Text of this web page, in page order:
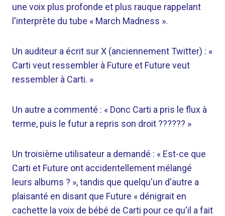
une voix plus profonde et plus rauque rappelant
l'interprète du tube « March Madness ».
Un auditeur a écrit sur X (anciennement Twitter) : «
Carti veut ressembler à Future et Future veut
ressembler à Carti. »
Un autre a commenté : « Donc Carti a pris le flux à
terme, puis le futur a repris son droit ?????? »
Un troisième utilisateur a demandé : « Est-ce que
Carti et Future ont accidentellement mélangé
leurs albums ? », tandis que quelqu'un d'autre a
plaisanté en disant que Future « dénigrait en
cachette la voix de bébé de Carti pour ce qu'il a fait